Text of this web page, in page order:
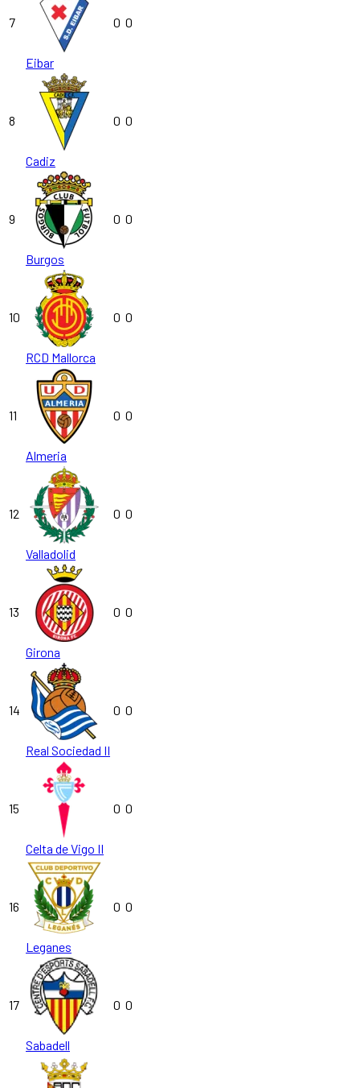
7
Eibar
0 0
8
Cadiz
0 0
9
Burgos
0 0
10
RCD Mallorca
0 0
11
Almeria
0 0
12
Valladolid
0 0
13
Girona
0 0
14
Real Sociedad II
0 0
15
Celta de Vigo II
0 0
16
Leganes
0 0
17
Sabadell
0 0